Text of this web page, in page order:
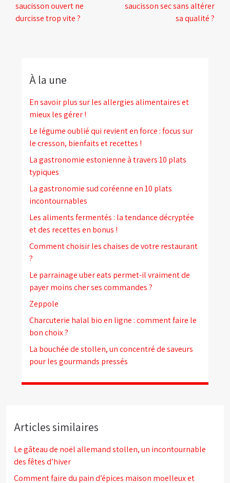
saucisson ouvert ne
durcisse trop vite ?
saucisson sec sans altérer
sa qualité ?
À la une
En savoir plus sur les allergies alimentaires et
mieux les gérer !
Le légume oublié qui revient en force : focus sur
le cresson, bienfaits et recettes !
La gastronomie estonienne à travers 10 plats
typiques
La gastronomie sud coréenne en 10 plats
incontournables
Les aliments fermentés : la tendance décryptée
et des recettes en bonus !
Comment choisir les chaises de votre restaurant
?
Le parrainage uber eats permet-il vraiment de
payer moins cher ses commandes ?
Zeppole
Charcuterie halal bio en ligne : comment faire le
bon choix ?
La bouchée de stollen, un concentré de saveurs
pour les gourmands pressés
Articles similaires
Le gâteau de noël allemand stollen, un incontournable
des fêtes d’hiver
Comment faire du pain d’épices maison moelleux et